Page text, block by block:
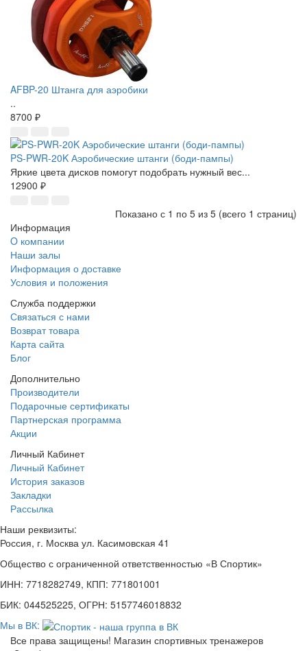
AFBP-20 Штанга для аэробики
..
8700 ₽
PS-PWR-20K Аэробические штанги (боди-пампы)
Яркие цвета дисков помогут подобрать нужный вес...
12900 ₽
Показано с 1 по 5 из 5 (всего 1 страниц)
Информация
O компании
Наши залы
Информация о доставке
Условия и положения
Служба поддержки
Связаться с нами
Возврат товара
Карта сайта
Блог
Дополнительно
Производители
Подарочные сертификаты
Партнерская программа
Акции
Личный Кабинет
Личный Кабинет
История заказов
Закладки
Рассылка
Наши реквизиты:
Россия, г. Москва ул. Касимовская 41
Общество с ограниченной ответственностью «В Спортик»
ИНН: 7718282749, КПП: 771801001
БИК: 044525225, ОГРН: 5157746018832
Мы в ВК:
Все права защищены! Магазин спортивных тренажеров